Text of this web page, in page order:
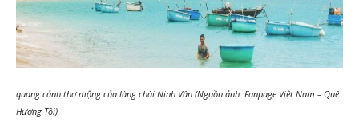
quang cảnh thơ mộng của làng chài Ninh Vân (Nguồn ảnh: Fanpage Việt Nam – Quê
Hương Tôi)